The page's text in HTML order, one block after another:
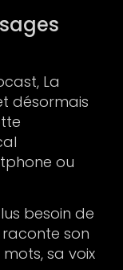
La
désormais
ou
besoin de
son
sa voix